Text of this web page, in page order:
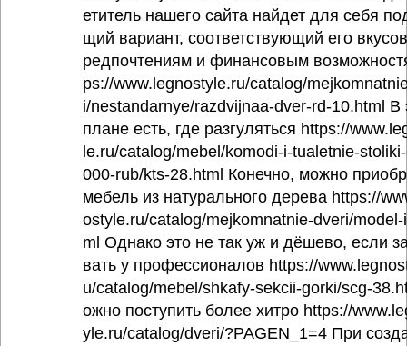
етитель нашего сайта найдет для себя
щий вариант, соответствующий его
редпочтениям и финансовым
ps://www.legnostyle.ru/catalog/
i/nestandarnye/razdvijnaa-dver-rd-10.html В
плане есть, где разгуляться https://
le.ru/catalog/mebel/komodi-i-tualetnie-
000-rub/kts-28.html Конечно, можно
мебель из натурального дерева https://
ostyle.ru/catalog/mejkomnatnie-dveri/
ml Однако это не так уж и дёшево, если
вать у профессионалов https://
u/catalog/mebel/shkafy-sekcii-gorki/scg-
ожно поступить более хитро https://
yle.ru/catalog/dveri/?PAGEN_1=4 При